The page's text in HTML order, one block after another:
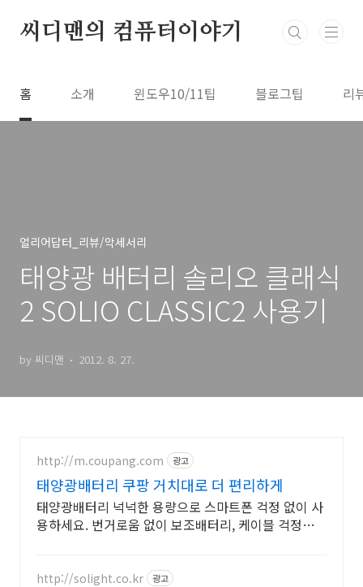
씨디맨의 컴퓨터이야기
홈 소개 윈도우10/11팁 블로그팁 리
얼리어답터_리뷰/악세서리
태양광 배터리 솔리오 클래식
2 SOLIO CLASSIC2 사용기
by 씨디맨 2012. 8. 27.
http://m.coupang.com 광고
태양광배터리 쿠팡 거치대로 더 편리하게
태양광배터리 넉넉한 용량으로 스마트폰 걱정 없이 사
용하세요. 번거로움 없이 보조배터리, 케이블 걱정은
http://solight.co.kr 광고